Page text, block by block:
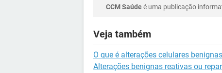
CCM Saúdeé uma publicação
Veja também
O que é alterações celulares
Alterações benignas reativas ou